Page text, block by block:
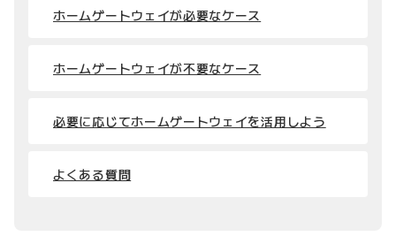
ホームゲートウェイが必要なケース
ホームゲートウェイが不要なケース
必要に応じてホームゲートウェイを活用しよう
よくある質問